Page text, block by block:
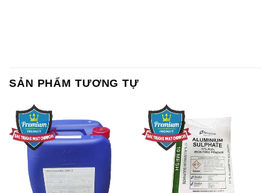
Chất Bảo Quản CMIT Thái
Lan Thailand
Phèn Nhôm – Al2(SO4)3 17%
Ấn Độ India